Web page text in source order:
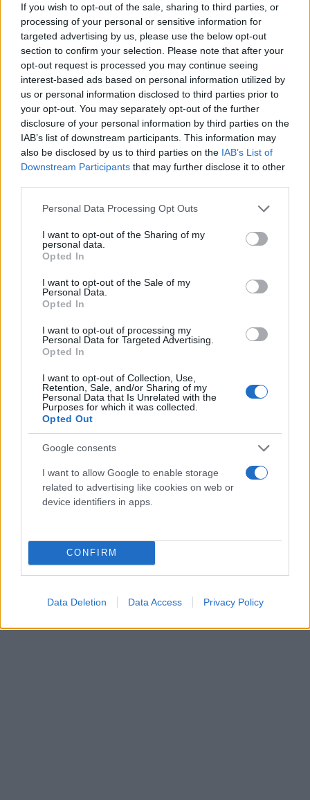
If you wish to opt-out of the sale, sharing to third parties, or
processing of your personal or sensitive information for
targeted advertising by us, please use the below opt-out
section to confirm your selection. Please note that after your
opt-out request is processed you may continue seeing
interest-based ads based on personal information utilized by
us or personal information disclosed to third parties prior to
your opt-out. You may separately opt-out of the further
disclosure of your personal information by third parties on the
IAB’s list of downstream participants. This information may
also be disclosed by us to third parties on the IAB’s List of
Downstream Participants that may further disclose it to other
Please note that this website/app uses one or more Google
not limited to your visit or usage behaviour. You may click to
grant or deny consent to Google and its third-party tags to
use your data for below specified purposes in below Google
consent section.
Personal Data Processing Opt Outs
I want to opt-out of the Sharing of my
personal data.
Opted In
I want to opt-out of the Sale of my
Personal Data.
Opted In
I want to opt-out of processing my
Personal Data for Targeted Advertising.
Opted In
I want to opt-out of Collection, Use,
Retention, Sale, and/or Sharing of my
Personal Data that Is Unrelated with the
Purposes for which it was collected.
Opted Out
Google consents
I want to allow Google to enable storage
related to advertising like cookies on web or
device identifiers in apps.
CONFIRM
Data Deletion Data Access Privacy Policy
Το ΚΚΕ τονίζει πως το νέο αυτό τραγικό
δυστύχημα, «του οποίου τα αίτια πρέπει άμεσα να
διερευνηθούν, αποτελεί συνέπεια μιας διαχρονικά
εγκληματικής πολιτικής και αναδεικνύει όχι μόνο
τις δύσκολες συνθήκες της πυρόσβεσης, αλλά και
την έλλειψη όλων των αναγκαίων μέτρων για να μη
χάνονται ανθρώπινες ζωές».
Γκιόκας στη Βουλή: Η πτώση του Καναντέρ συνέπεια
αναφερόμενος στο τραγικό συμβάν με την πτώση
του Καναντέρ στην Κάρυστο, υπογράμμισε πως
τόσο αυτό όσο και άλλα τέτοια περιστατικά «δεν
μπορεί να γίνονται αποδεκτά ως απλά ατυχήματα,
αλλά αποτελούν συνέπειες μιας εγκληματικής
πολιτικής, που ακολουθούν τόσο η τωρινή
κυβέρνηση, όσο και οι προηγούμενες».